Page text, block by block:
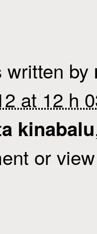
written by
at 12 h
kinabalu
or